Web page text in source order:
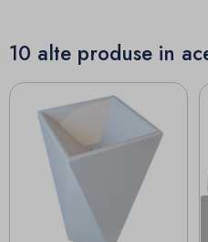
10 alte produse in